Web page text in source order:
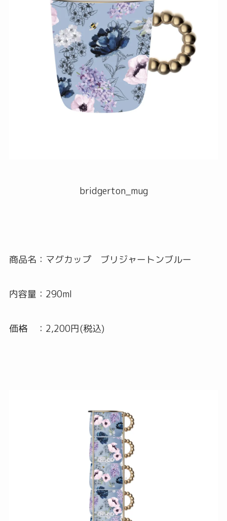
bridgerton_mug
商品名：マグカップ ブリジャートンブルー
内容量：290ml
価格 ：2,200円(税込)